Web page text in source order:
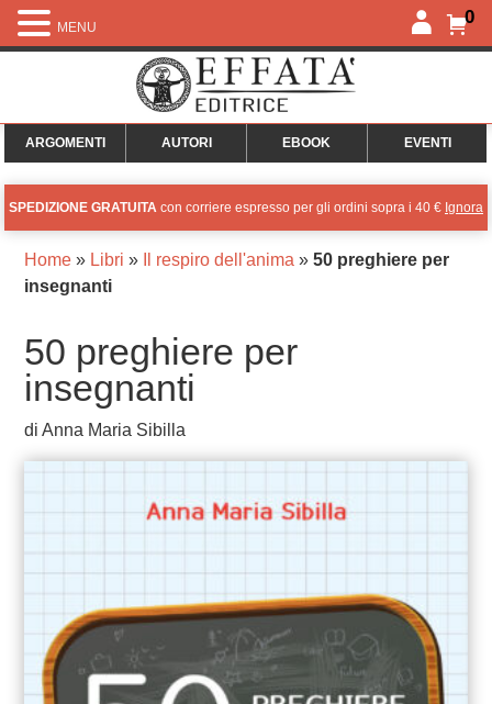
0
ARGOMENTI AUTORI EBOOK EVENTI
SPEDIZIONE GRATUITA con corriere espresso per gli ordini sopra i 40 € Ignora
Home» Libri » Il respiro dell'anima » 50 preghiere per
insegnanti
50 preghiere per
insegnanti
di Anna Maria Sibilla
MENU